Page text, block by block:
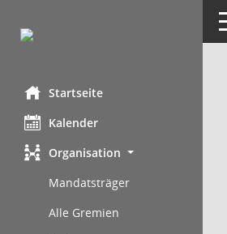
Startseite
Kalender
Organisation
Mandatsträger
Alle Gremien